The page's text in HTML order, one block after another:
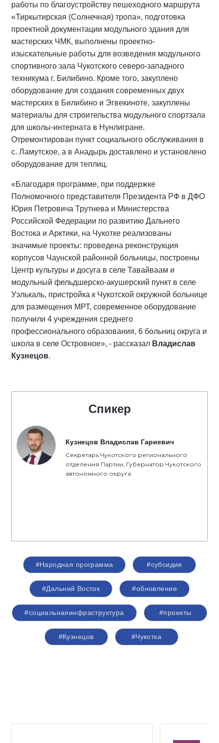
работы по благоустройству пешеходного маршрута
«Тиркытирская (Солнечная) тропа», подготовка
проектной документации модульного здания для
мастерских ЧМК, выполнены проектно-
изыскательные работы для возведения модульного
спортивного зала Чукотского северо-западного
техникума г. Билибино. Кроме того, закуплено
оборудование для создания современных двух
мастерских в Билибино и Эгвекиноте, закуплены
материалы для строительства модульного спортзала
для школы-интерната в Нунлигране.
Отремонтирован пункт социального обслуживания в
с. Ламутское, а в Анадырь доставлено и установлено
оборудование для теплиц.
«Благодаря программе, при поддержке
Полномочного представителя Президента РФ в ДФО
Юрия Петровича Трутнева и Министерства
Российской Федерации по развитию Дальнего
Востока и Арктики, на Чукотке реализованы
значимые проекты: проведена реконструкция
корпусов Чаунской районной больницы, построены
Центр культуры и досуга в селе Тавайваам и
модульный фельдшерско-акушерский пункт в селе
Уэлькаль, пристройка к Чукотской окружной больнице
для размещения МРТ, современное оборудование
получили 4 учреждения среднего
профессионального образования, 6 больниц округа и
школа в селе Островное», - рассказал Владислав
Кузнецов.
Спикер
Кузнецов Владислав Гариевич
Секретарь Чукотского регионального
отделения Партии, Губернатор Чукотского
автономного округа
#Народная программа #субсидия
#Дальний Восток #обновление
#социальнаяинфраструктура #проекты
#Кузнецов #Чукотка